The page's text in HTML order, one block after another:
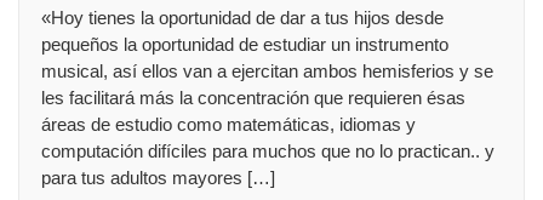
«Hoy tienes la oportunidad de dar a tus hijos desde
pequeños la oportunidad de estudiar un instrumento
musical, así ellos van a ejercitan ambos hemisferios y se
les facilitará más la concentración que requieren ésas
áreas de estudio como matemáticas, idiomas y
computación difíciles para muchos que no lo practican.. y
para tus adultos mayores […]